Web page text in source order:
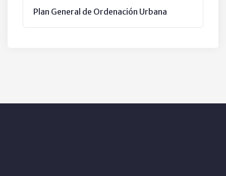
Plan General de Ordenación Urbana